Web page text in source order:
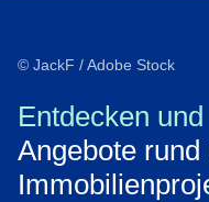
© JackF / Adobe Stock
Entdecken
Angebote